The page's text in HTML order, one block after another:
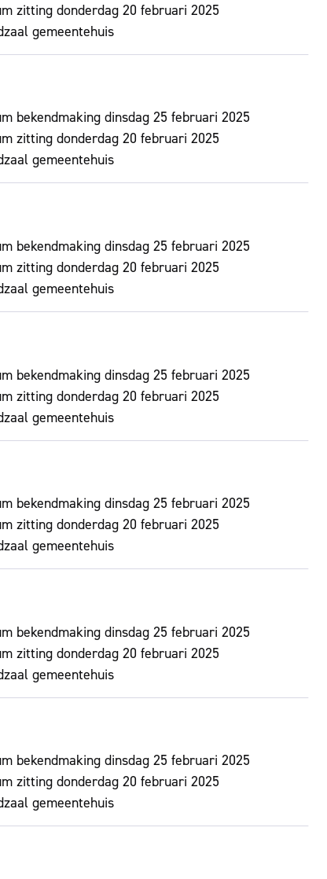
zitting donderdag 20 februari 2025
gemeentehuis
bekendmaking dinsdag 25 februari 2025
zitting donderdag 20 februari 2025
gemeentehuis
bekendmaking dinsdag 25 februari 2025
zitting donderdag 20 februari 2025
gemeentehuis
bekendmaking dinsdag 25 februari 2025
zitting donderdag 20 februari 2025
gemeentehuis
bekendmaking dinsdag 25 februari 2025
zitting donderdag 20 februari 2025
gemeentehuis
bekendmaking dinsdag 25 februari 2025
zitting donderdag 20 februari 2025
gemeentehuis
bekendmaking dinsdag 25 februari 2025
zitting donderdag 20 februari 2025
gemeentehuis